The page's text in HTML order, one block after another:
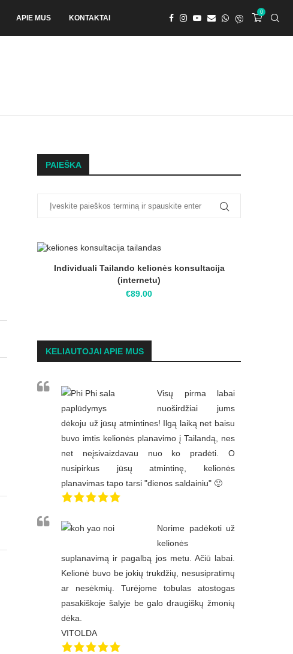
APIE MUS KONTAKTAI
0
PAIEŠKA
Individuali Tailando kelionės konsultacija
(internetu)
€89.00
KELIAUTOJAI APIE MUS
Visų pirma labai
nuoširdžiai jums
dėkoju už jūsų atmintines! Ilgą laiką net baisu
buvo imtis kelionės planavimo į Tailandą, nes
net neįsivaizdavau nuo ko pradėti. O
nusipirkus jūsų atmintinę, kelionės
planavimas tapo tarsi "dienos saldainiu" 🙂
Norime padėkoti už
kelionės
suplanavimą ir pagalbą jos metu. Ačiū labai.
Kelionė buvo be jokių trukdžių, nesusipratimų
ar nesėkmių. Turėjome tobulas atostogas
pasakiškoje šalyje be galo draugiškų žmonių
dėka.
VITOLDA